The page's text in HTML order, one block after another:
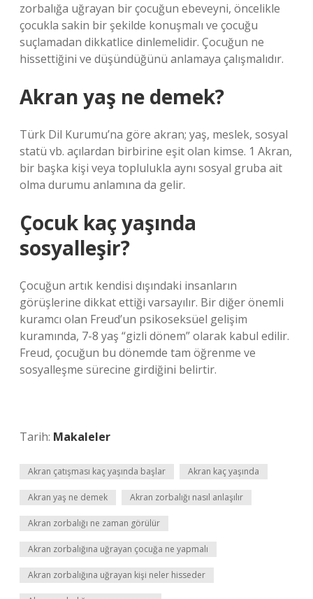
zorbalığa uğrayan bir çocuğun ebeveyni, öncelikle
çocukla sakin bir şekilde konuşmalı ve çocuğu
suçlamadan dikkatlice dinlemelidir. Çocuğun ne
hissettiğini ve düşündüğünü anlamaya çalışmalıdır.
Akran yaş ne demek?
Türk Dil Kurumu’na göre akran; yaş, meslek, sosyal
statü vb. açılardan birbirine eşit olan kimse. 1 Akran,
bir başka kişi veya toplulukla aynı sosyal gruba ait
olma durumu anlamına da gelir.
Çocuk kaç yaşında
sosyalleşir?
Çocuğun artık kendisi dışındaki insanların
görüşlerine dikkat ettiği varsayılır. Bir diğer önemli
kuramcı olan Freud’un psikoseksüel gelişim
kuramında, 7-8 yaş “gizli dönem” olarak kabul edilir.
Freud, çocuğun bu dönemde tam öğrenme ve
sosyalleşme sürecine girdiğini belirtir.
Tarih: Makaleler
Akran çatışması kaç yaşında başlar Akran kaç yaşında
Akran yaş ne demek Akran zorbalığı nasıl anlaşılır
Akran zorbalığı ne zaman görülür
Akran zorbalığına uğrayan çocuğa ne yapmalı
Akran zorbalığına uğrayan kişi neler hisseder